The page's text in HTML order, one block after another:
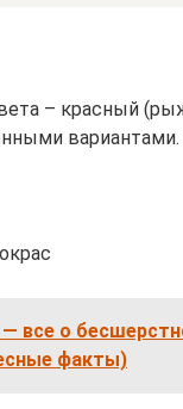
– красный
все о
факты)